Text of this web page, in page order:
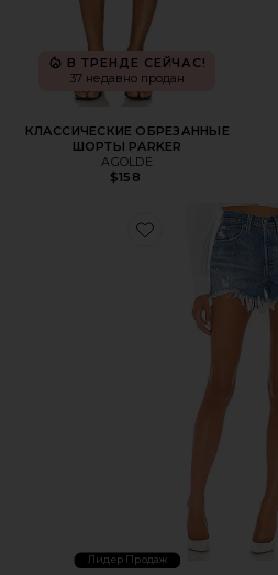
В ТРЕНДЕ СЕЙЧАС!
37 недавно продан
КЛАССИЧЕСКИЕ ОБРЕЗАННЫЕ
ШОРТЫ PARKER
AGOLDE
$158
Favorite ДЖИНСОВЫЕ
Лидер Продаж